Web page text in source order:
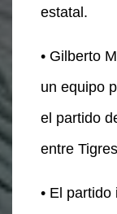
estatal.
• Gilberto
un equipo
el partido
entre
• El partido